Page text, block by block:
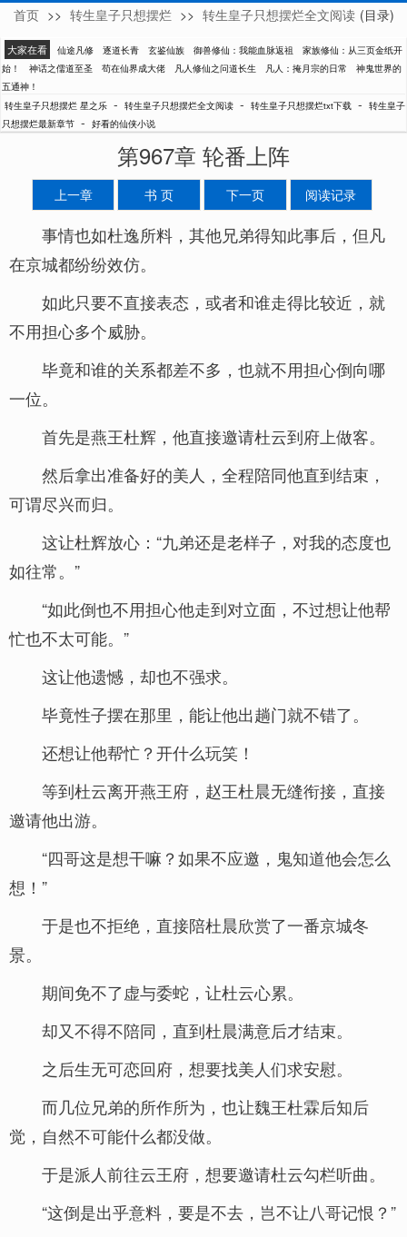
星之乐
首页 >> 转生皇子只想摆烂 >> 转生皇子只想摆烂全文阅读 (目录)
大家在看 仙途凡修 逐道长青 玄鉴仙族 御兽修仙：我能血脉返祖
家族修仙：从三页金纸开
始！
神话之儒道至圣 苟在仙界成大佬 凡人修仙之问道长生 凡人：掩月宗的日常
神鬼世界的
五通神！
转生皇子只想摆烂 星之乐 - 转生皇子只想摆烂全文阅读 - 转生皇子只想摆烂txt下载 - 转生皇子
只想摆烂最新章节 - 好看的仙侠小说
第967章 轮番上阵
上一章 书 页 下一页 阅读记录
事情也如杜逸所料，其他兄弟得知此事后，但凡
在京城都纷纷效仿。
如此只要不直接表态，或者和谁走得比较近，就
不用担心多个威胁。
毕竟和谁的关系都差不多，也就不用担心倒向哪
一位。
首先是燕王杜辉，他直接邀请杜云到府上做客。
然后拿出准备好的美人，全程陪同他直到结束，
可谓尽兴而归。
这让杜辉放心：“九弟还是老样子，对我的态度也
如往常。”
“如此倒也不用担心他走到对立面，不过想让他帮
忙也不太可能。”
这让他遗憾，却也不强求。
毕竟性子摆在那里，能让他出趟门就不错了。
还想让他帮忙？开什么玩笑！
等到杜云离开燕王府，赵王杜晨无缝衔接，直接
邀请他出游。
“四哥这是想干嘛？如果不应邀，鬼知道他会怎么
想！”
于是也不拒绝，直接陪杜晨欣赏了一番京城冬
景。
期间免不了虚与委蛇，让杜云心累。
却又不得不陪同，直到杜晨满意后才结束。
之后生无可恋回府，想要找美人们求安慰。
而几位兄弟的所作所为，也让魏王杜霖后知后
觉，自然不可能什么都没做。
于是派人前往云王府，想要邀请杜云勾栏听曲。
“这倒是出乎意料，要是不去，岂不让八哥记恨？”